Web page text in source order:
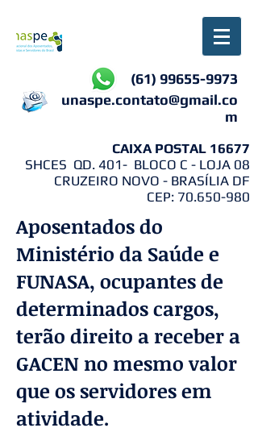
(61) 99655-9973
unaspe.contato@gmail.co
m
CAIXA POSTAL 16677
SHCES QD. 401- BLOCO C - LOJA 08
CRUZEIRO NOVO - BRASÍLIA DF
CEP: 70.650-980
Aposentados do
Ministério da Saúde e
FUNASA, ocupantes de
determinados cargos,
terão direito a receber a
GACEN no mesmo valor
que os servidores em
atividade.